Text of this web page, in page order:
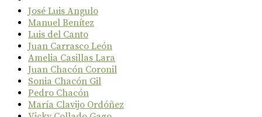
José Luis Angulo
Manuel Benítez
Luis del Canto
Juan Carrasco León
Amelia Casillas Lara
Juan Chacón Coronil
Sonia Chacón Gil
Pedro Chacón
María Clavijo Ordóñez